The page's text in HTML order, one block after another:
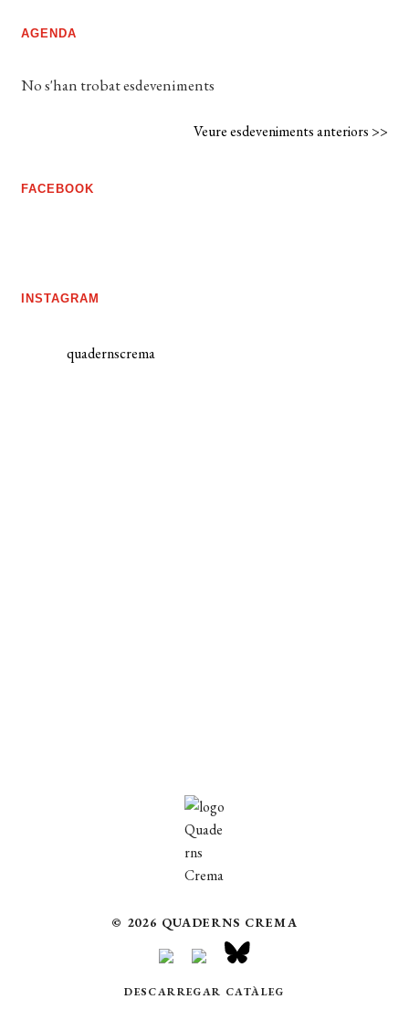
AGENDA
No s'han trobat esdeveniments
Veure esdeveniments anteriors >>
FACEBOOK
INSTAGRAM
quadernscrema
© 2026 QUADERNS CREMA
DESCARREGAR CATÀLEG